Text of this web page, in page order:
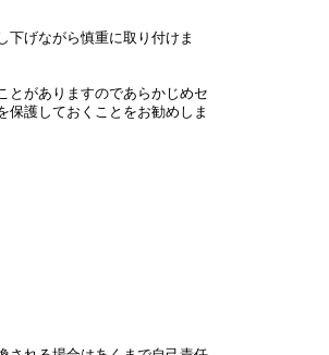
げながら慎重に取り付けま
とがありますのであらかじめセ
保護しておくことをお勧めしま